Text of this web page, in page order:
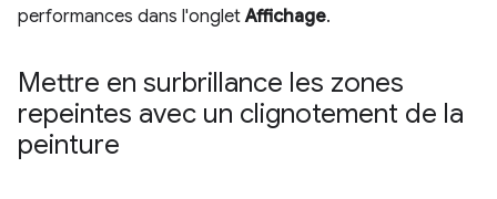
performances dans l'ongletAffichage.
Mettre en surbrillance les zones
repeintes avec un clignotement de la
peinture